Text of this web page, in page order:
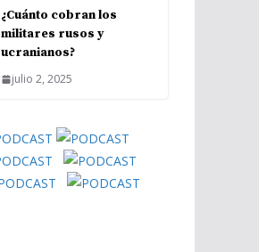
¿Cuánto cobran los
militares rusos y
ucranianos?
julio 2, 2025